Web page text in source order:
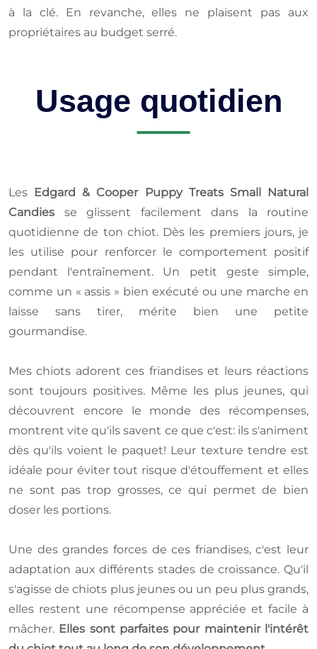
à la clé. En revanche, elles ne plaisent pas aux
propriétaires au budget serré.
Usage quotidien
Les Edgard & Cooper Puppy Treats Small Natural
Candies se glissent facilement dans la routine
quotidienne de ton chiot. Dès les premiers jours, je
les utilise pour renforcer le comportement positif
pendant l'entraînement. Un petit geste simple,
comme un « assis » bien exécuté ou une marche en
laisse sans tirer, mérite bien une petite
gourmandise.
Mes chiots adorent ces friandises et leurs réactions
sont toujours positives. Même les plus jeunes, qui
découvrent encore le monde des récompenses,
montrent vite qu'ils savent ce que c'est: ils s'animent
dès qu'ils voient le paquet! Leur texture tendre est
idéale pour éviter tout risque d'étouffement et elles
ne sont pas trop grosses, ce qui permet de bien
doser les portions.
Une des grandes forces de ces friandises, c'est leur
adaptation aux différents stades de croissance. Qu'il
s'agisse de chiots plus jeunes ou un peu plus grands,
elles restent une récompense appréciée et facile à
mâcher. Elles sont parfaites pour maintenir l'intérêt